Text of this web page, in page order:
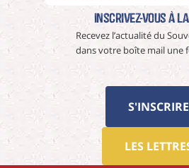
Inscrivez-vous à
Recevez l’actualité du
dans votre boîte mail une
S'INSCRIRE
LES